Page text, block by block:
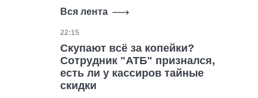
Вся лента
Дата публикации
22:15
Скупают всё за копейки?
Сотрудник "АТБ" признался,
есть ли у кассиров тайные
скидки